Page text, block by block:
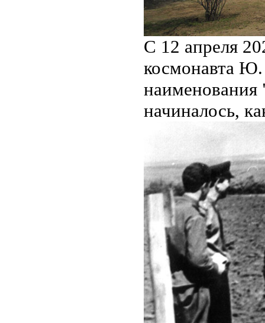
С 12 апреля
космонавта Ю.
наименования
начиналось,